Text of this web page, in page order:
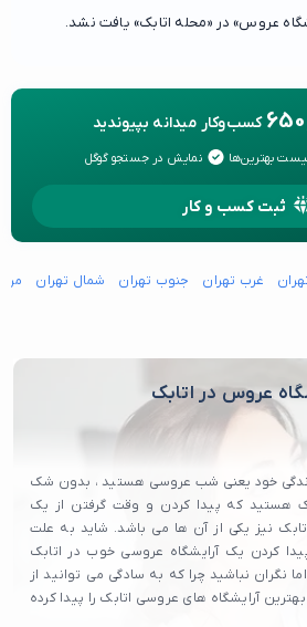
عروس» در «محله اتابک» یافت نشد.
کسب‌وکار میدانه بپیوندید
لیست بهترین‌ها نمایش در جستجو گوگل
ثبت کسب و کار
غرب تهران جنوب تهران شمال تهران
عروس در اتابک
خود یعنی شب عروسی هستید ، بدون شک
هستید که پیدا کردن و وقت گرفتن از یک
نیز یکی از آن ها می باشد. شاید به علت
کردن یک آرایشگاه عروسی خوب در اتابک
نگران نباشید چرا که به سادگی می توانید از
آرایشگاه های عروسی اتابک را پیدا کرده